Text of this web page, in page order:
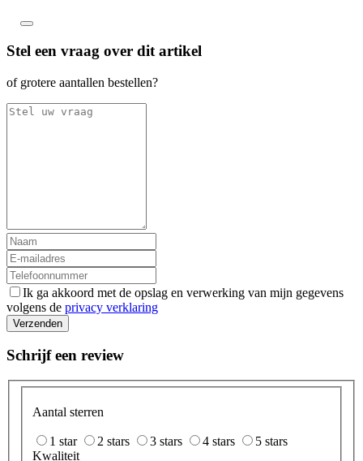
Stel een vraag over dit artikel
of grotere aantallen bestellen?
Ik ga akkoord met de opslag en verwerking van mijn gegevens
volgens de privacy verklaring
Verzenden
Schrijf een review
Aantal sterren
1 star 2 stars 3 stars 4 stars
5 stars
Kwaliteit